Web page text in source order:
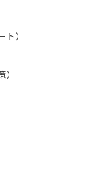
）